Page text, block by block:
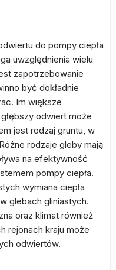
do pompy ciepła
uwzględnienia wielu
zapotrzebowanie
być dokładnie
Im większe
odwiert może
jest rodzaj gruntu, w
rodzaje gleby mają
na efektywność
pompy ciepła.
wymiana ciepła
glebach gliniastych.
oraz klimat również
rejonach kraju może
odwiertów.